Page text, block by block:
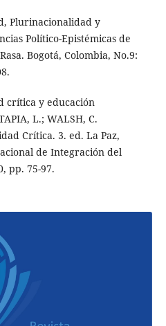
Plurinacionalidad y
Político-Epistémicas de
Bogotá, Colombia, No.9:
crítica y educación
L.; WALSH, C.
Crítica. 3. ed. La Paz,
de Integración del
pp. 75-97.